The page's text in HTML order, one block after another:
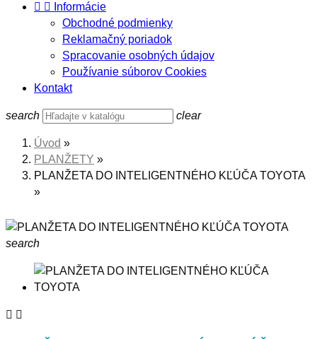
 
Informácie
Obchodné podmienky
Reklamačný poriadok
Spracovanie osobných údajov
Používanie súborov Cookies
Kontakt
search clear
Úvod
PLANŽETY
PLANŽETA DO INTELIGENTNÉHO KĽÚČA TOYOTA
search
 